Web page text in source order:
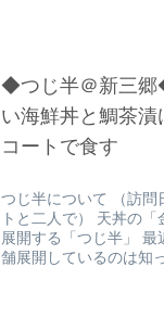
◆つじ半＠新三郷
い海鮮丼と鯛茶
コートで食す
つじ半について （訪
トと二人で） 天丼の
展開する「つじ半」
舗展開しているのは知